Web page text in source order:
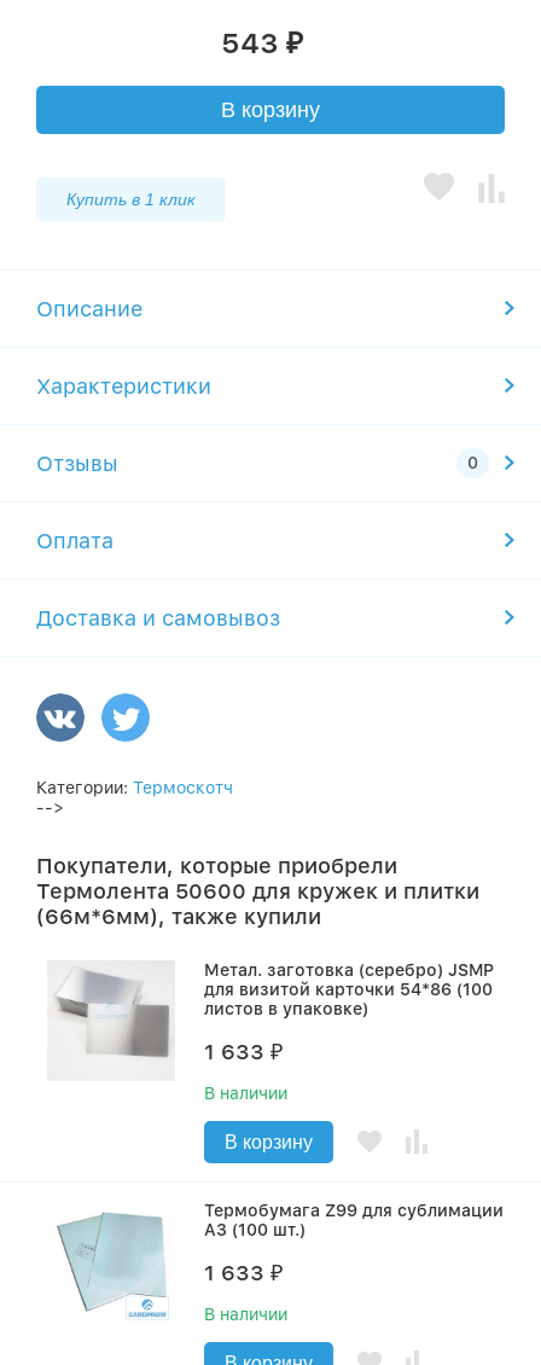
543 ₽
В корзину
Купить в 1 клик
Описание
Характеристики
Отзывы
Оплата
Доставка и самовывоз
Категории: Термоскотч
-->
Покупатели, которые приобрели
Термолента 50600 для кружек и плитки
(66м*6мм), также купили
Метал. заготовка (серебро) JSMP
для визитой карточки 54*86 (100
листов в упаковке)
1 633₽
В наличии
В корзину
Термобумага Z99 для сублимации
A3 (100 шт.)
1 633₽
В наличии